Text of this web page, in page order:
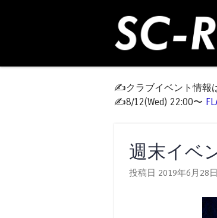
✍️クラブイベント情報
✍️8/12(Wed) 22:00〜
週末イベ
投稿日 2019年6月28